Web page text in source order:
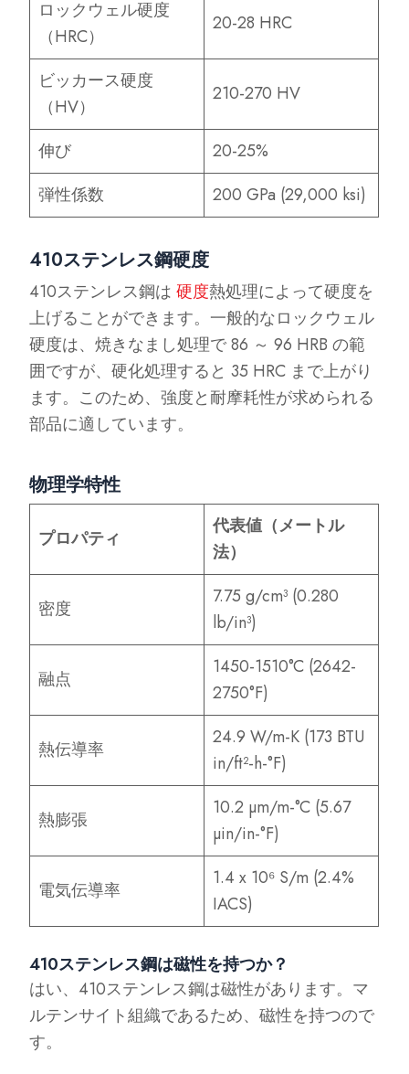
ロックウェル硬度
（HRC）
20-28 HRC
ビッカース硬度
（HV）
210-270 HV
伸び
20-25%
弾性係数
200 GPa (29,000 ksi)
410ステンレス鋼硬度
410ステンレス鋼は硬度熱処理によって硬度を
上げることができます。一般的なロックウェル
硬度は、焼きなまし処理で 86 ～ 96 HRB の範
囲ですが、硬化処理すると 35 HRC まで上がり
ます。このため、強度と耐摩耗性が求められる
部品に適しています。
物理学特性
プロパティ
代表値（メートル
法）
密度
7.75 g/cm³ (0.280
lb/in³)
融点
1450-1510°C (2642-
2750°F)
熱伝導率
24.9 W/m-K (173 BTU
in/ft²-h-°F)
熱膨張
10.2 µm/m-°C (5.67
µin/in-°F)
電気伝導率
1.4 x 10⁶ S/m (2.4%
IACS)
410ステンレス鋼は磁性を持つか？
はい、410ステンレス鋼は磁性があります。マ
ルテンサイト組織であるため、磁性を持つので
す。